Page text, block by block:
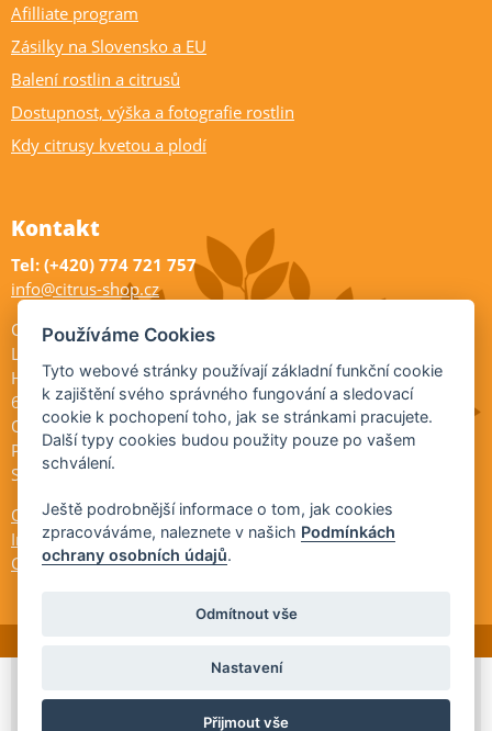
Afilliate program
Zásilky na Slovensko a EU
Balení rostlin a citrusů
Dostupnost, výška a fotografie rostlin
Kdy citrusy kvetou a plodí
Kontakt
Tel: (+420) 774 721 757
info@citrus-shop.cz
Citrus shop zahradnictví
Legionářů 2
Hodonín
695 01
Otevřeno:
Po-Pá 9-17
So 9-11:30
Ochrana osobních údajů
Informace ÚKZÚZ
Cookies
© 2026 Citrus-shop.cz -Partnerský
Používáme Cookies
Tyto webové stránky používají základní funkční cookie
k zajištění svého správného fungování a sledovací
cookie k pochopení toho, jak se stránkami pracujete.
Další typy cookies budou použity pouze po vašem
schválení.
Ještě podrobnější informace o tom, jak cookies
zpracováváme, naleznete v našich Podmínkách
ochrany osobních údajů.
Odmítnout vše
Nastavení
Přijmout vše